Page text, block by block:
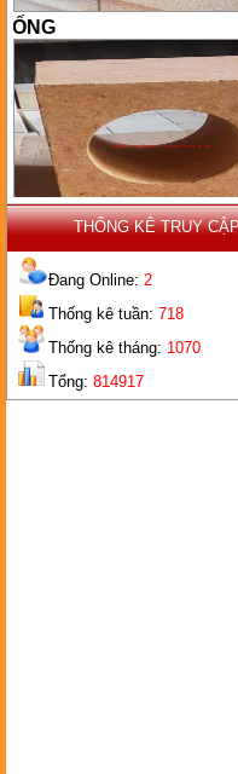
ỐNG
BÉC
THỐNG KÊ TRUY
Đang Online:2
Thống kê tuần:718
Thống kê tháng: 1070
Tổng:814917